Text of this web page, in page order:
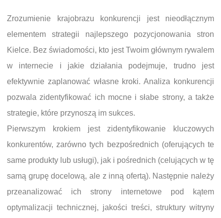
Zrozumienie krajobrazu konkurencji jest nieodłącznym
elementem strategii najlepszego pozycjonowania stron
Kielce. Bez świadomości, kto jest Twoim głównym rywalem
w internecie i jakie działania podejmuje, trudno jest
efektywnie zaplanować własne kroki. Analiza konkurencji
pozwala zidentyfikować ich mocne i słabe strony, a także
strategie, które przynoszą im sukces.
Pierwszym krokiem jest zidentyfikowanie kluczowych
konkurentów, zarówno tych bezpośrednich (oferujących te
same produkty lub usługi), jak i pośrednich (celujących w tę
samą grupę docelową, ale z inną ofertą). Następnie należy
przeanalizować ich strony internetowe pod kątem
optymalizacji technicznej, jakości treści, struktury witryny